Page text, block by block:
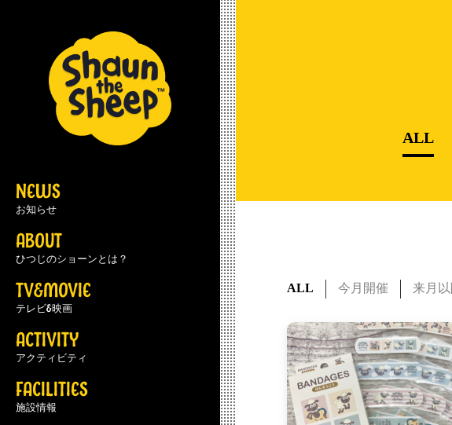
NEWS
お知らせ
ABOUT
ひつじのショーンとは？
TV&MOVIE
テレビ&映画
ACTIVITY
アクティビティ
FACILITIES
施設情報
ALL
ALL 今月開催 来月